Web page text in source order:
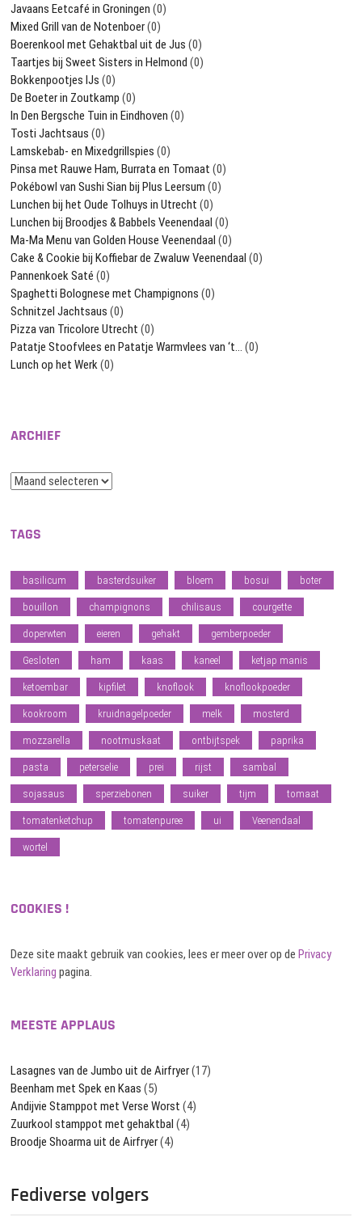
Javaans Eetcafé in Groningen (0)
Mixed Grill van de Notenboer(0)
Boerenkool met Gehaktbal uit de Jus (0)
Taartjes bij Sweet Sisters in Helmond (0)
Bokkenpootjes IJs (0)
De Boeter in Zoutkamp (0)
In Den Bergsche Tuin in Eindhoven (0)
Tosti Jachtsaus (0)
Lamskebab- en Mixedgrillspies (0)
Pinsa met Rauwe Ham, Burrata en Tomaat (0)
Pokébowl van Sushi Sian bij Plus Leersum (0)
Lunchen bij het Oude Tolhuys in Utrecht (0)
Lunchen bij Broodjes & Babbels Veenendaal (0)
Ma-Ma Menu van Golden House Veenendaal (0)
Cake & Cookie bij Koffiebar de Zwaluw Veenendaal (0)
Pannenkoek Saté (0)
Spaghetti Bolognese met Champignons (0)
Schnitzel Jachtsaus (0)
Pizza van Tricolore Utrecht (0)
Patatje Stoofvlees en Patatje Warmvlees van ‘t… (0)
Lunch op het Werk(0)
ARCHIEF
Archief
TAGS
basilicum basterdsuiker bloem bosui boter
bouillon champignons chilisaus courgette
doperwten eieren gehakt gemberpoeder
Gesloten ham kaas kaneel ketjap manis
ketoembar kipfilet knoflook knoflookpoeder
kookroom kruidnagelpoeder melk mosterd
mozzarella nootmuskaat ontbijtspek paprika
pasta peterselie prei rijst sambal
sojasaus sperziebonen suiker tijm tomaat
tomatenketchup tomatenpuree ui Veenendaal
wortel
COOKIES !
Deze site maakt gebruik van cookies, lees er meer over op dePrivacy
Verklaring pagina.
MEESTE APPLAUS
Lasagnes van de Jumbo uit de Airfryer(17)
Beenham met Spek en Kaas (5)
Andijvie Stamppot met Verse Worst (4)
Zuurkool stamppot met gehaktbal (4)
Broodje Shoarma uit de Airfryer(4)
Fediverse volgers